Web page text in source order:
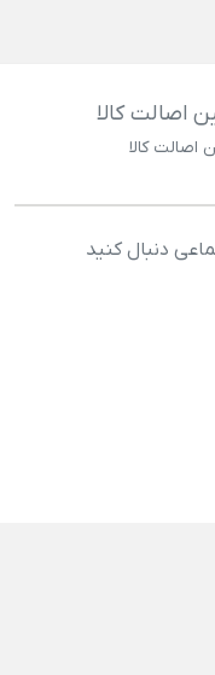
اصالت کالا
اصالت کالا
دنبال کنید